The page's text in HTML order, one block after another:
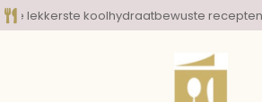
Skip
to
koolhydraatbewuste recepten!